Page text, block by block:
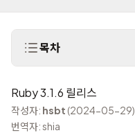
목차
Ruby 3.1.6 릴리스
작성자: hsbt (2024-05-29)
번역자: shia